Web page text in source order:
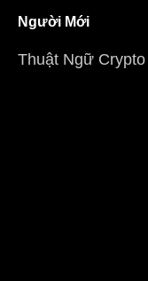
Người Mới
Thuật Ngữ Crypto